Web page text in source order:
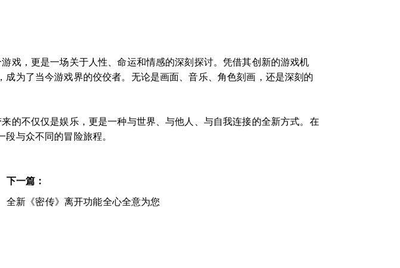
戏，更是一场关于人性、命运和情感的深刻探讨。凭借其创新的游戏机
为了当今游戏界的佼佼者。无论是画面、音乐、角色刻画，还是深刻的
的不仅仅是娱乐，更是一种与世界、与他人、与自我连接的全新方式。在
与众不同的冒险旅程。
下一篇：
全新《密传》离开功能全心全意为您